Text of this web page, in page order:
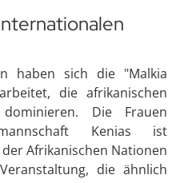
haben sich die "Malkia
die afrikanischen
Die Frauen
Kenias ist
Afrikanischen Nationen
die ähnlich